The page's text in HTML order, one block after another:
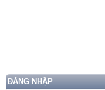
ĐĂNG NHẬP